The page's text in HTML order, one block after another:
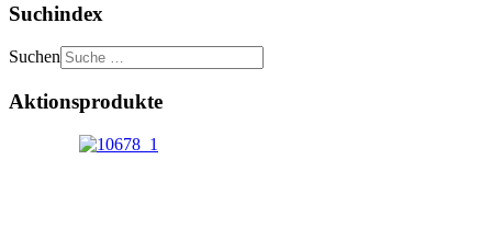
Suchindex
Suchen
Aktionsprodukte